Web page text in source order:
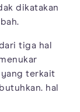
dikatakan
tiga hal
yang terkait
hal